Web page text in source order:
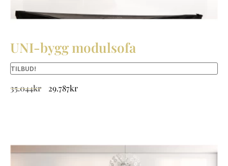
UNI-bygg modulsofa
TILBUD!
35.044kr 29.787kr